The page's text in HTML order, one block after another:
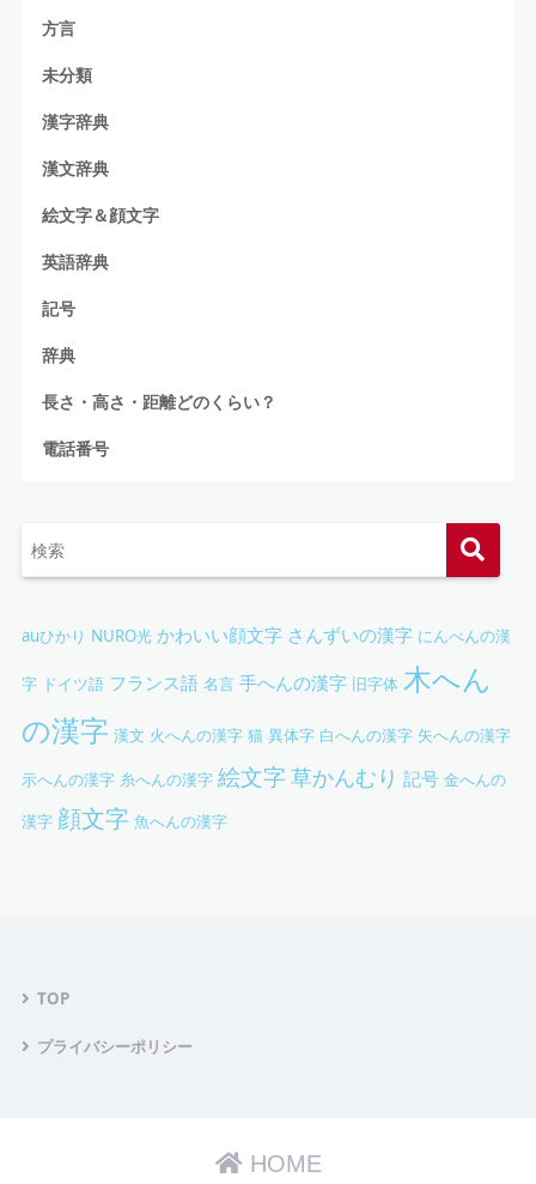
方言
未分類
漢字辞典
漢文辞典
絵文字＆顔文字
英語辞典
記号
辞典
長さ・高さ・距離どのくらい？
電話番号
auひかり NURO光 かわいい顔文字 さんずいの漢字 にんべんの漢
字 ドイツ語 フランス語 名言 手へんの漢字 旧字体 木へん
の漢字 漢文 火へんの漢字 猫 異体字 白へんの漢字 矢へんの漢字
示へんの漢字 糸へんの漢字 絵文字草かんむり 記号 金へんの
漢字 顔文字 魚へんの漢字
TOP
プライバシーポリシー
HOME